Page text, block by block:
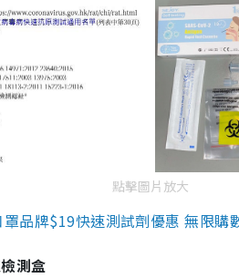
點擊圖片放大
品牌$19快速測試劑優惠 無限
測盒